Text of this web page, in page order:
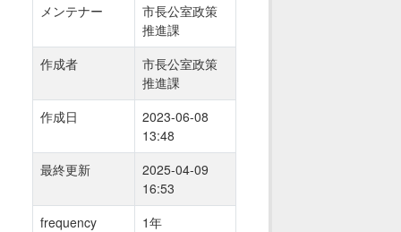
メンテナー
市長公室政策
推進課
作成者
市長公室政策
推進課
作成日
2023-06-08
13:48
最終更新
2025-04-09
16:53
frequency
1年